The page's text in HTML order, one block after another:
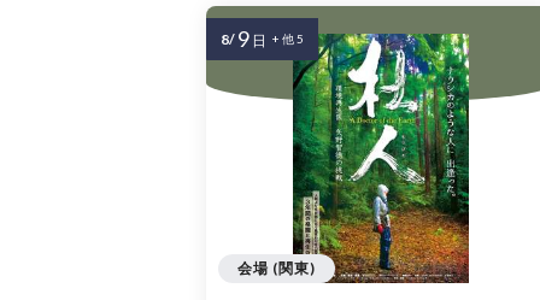
会場 (関東)
8/ 9 日 + 他 5